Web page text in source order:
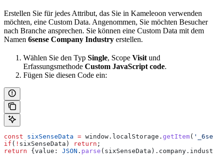
Erstellen Sie für jedes Attribut, das Sie in Kameleoon verwenden
möchten, eine Custom Data. Angenommen, Sie möchten Besucher
nach Branche ansprechen. Sie können eine Custom Data mit dem
Namen 6sense Company Industry erstellen.
Wählen Sie den Typ Single, Scope Visit und
Erfassungsmethode Custom JavaScript code.
Fügen Sie diesen Code ein:
const sixSenseData = window . localStorage . getItem(
if ( ! sixSenseData ) return ;
return {value: JSON . parse ( sixSenseData ). company .